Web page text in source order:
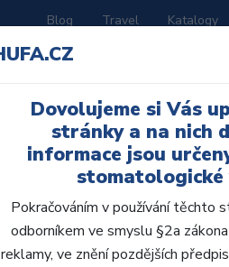
Blog Travel Katalogy
Dovolujeme si Vás
stránky a na nich
informace jsou
stomatologické
Pokračováním v používání těchto
odborníkem ve smyslu §2a
reklamy, ve znění pozdějších